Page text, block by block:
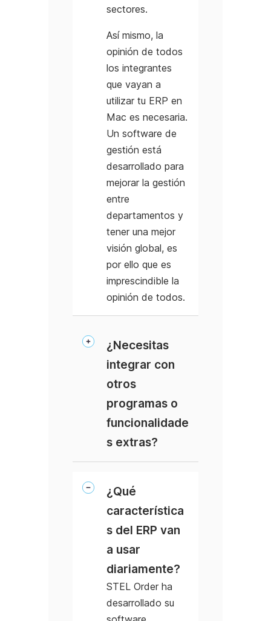
sectores.
Así mismo, la
opinión de todos
los integrantes
que vayan a
utilizar tu ERP en
Mac es necesaria.
Un software de
gestión está
desarrollado para
mejorar la gestión
entre
departamentos y
tener una mejor
visión global, es
por ello que es
imprescindible la
opinión de todos.
¿Necesitas
integrar con
otros
programas o
funcionalidade
s extras?
¿Qué
característica
s del ERP van
a usar
diariamente?
STEL Order ha
desarrollado su